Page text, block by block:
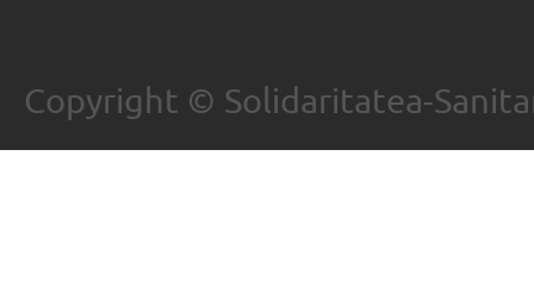
Copyright © Solidaritatea-